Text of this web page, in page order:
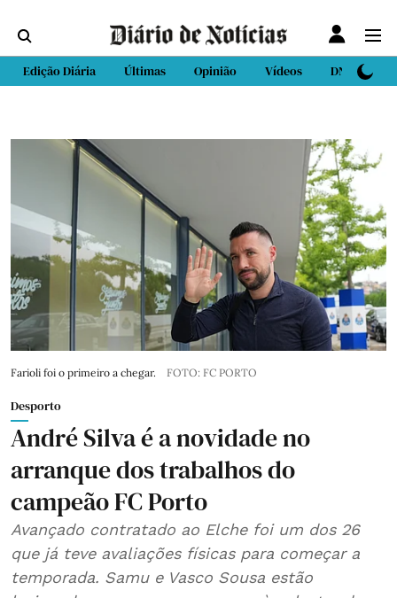
Edição Diária Últimas Opinião Vídeos DN Sport
Farioli foi o primeiro a chegar. FOTO: FC PORTO
Desporto
André Silva é a novidade no
arranque dos trabalhos do
campeão FC Porto
Avançado contratado ao Elche foi um dos 26
que já teve avaliações físicas para começar a
temporada. Samu e Vasco Sousa estão